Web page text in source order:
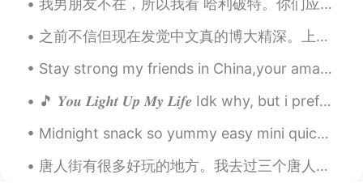
CN EN
Hot pot😍
我男朋友不在，所以我看 哈利破特。你们应该看过吧 😏 很好看啊啊啊，我最喜欢的 character 是 Oliver Wood 因为他很帅。我以前要买中文版的可是不知道要在哪儿买的啊 😖 如果你...
之前不信但现在发觉中文真的博大精深。上学学的中文和有内味的中文，区别的确太大了。 比如刚开始学中文的时候可能会说： 我是一个喜欢吃东西的人。 学了一段时间会发现原来”我是一个吃货”才是地道。...
Stay strong my friends in China,your amazing country will be stronger and more beautiful than eve...
🎵 𝒀𝒐𝒖 𝑳𝒊𝒈𝒉𝒕 𝑼𝒑 𝑴𝒚 𝑳𝒊𝒇𝒆 Idk why, but i prefer listen to old songs recently. And it's been a while...
Midnight snack so yummy easy mini quiches! I put tomatoes 🍅 avocado 🥑 onion 🧅 turkey 🦃 and mushro...
唐人街有很多好玩的地方。我去过三个唐人街。我觉得唐人街有最好吃的东西。今天我吃很多中国餐饮在唐人街。我吃了一碗馄饨。我也吃一点炸饺子。我很喜欢那个餐厅。有很多餐厅可以选择。但是那个最好吃。 你...